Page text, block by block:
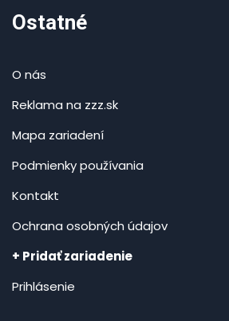
Ostatné
O nás
Reklama na zzz.sk
Mapa zariadení
Podmienky používania
Kontakt
Ochrana osobných údajov
+ Pridať zariadenie
Prihlásenie